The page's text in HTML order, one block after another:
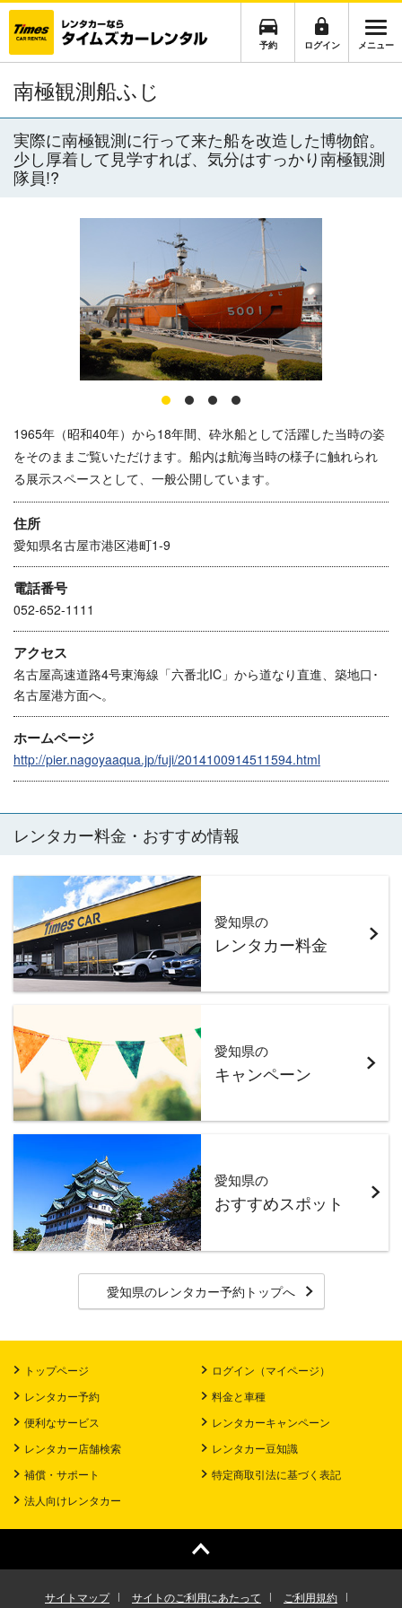
予約 ログイン メニュー
南極観測船ふじ
実際に南極観測に行って来た船を改造した博物館。
少し厚着して見学すれば、気分はすっかり南極観測
隊員!?
1965年（昭和40年）から18年間、砕氷船として活躍した当時の姿
をそのままご覧いただけます。船内は航海当時の様子に触れられ
る展示スペースとして、一般公開しています。
住所
愛知県名古屋市港区港町1-9
電話番号
052-652-1111
アクセス
名古屋高速道路4号東海線「六番北IC」から道なり直進、築地口･
名古屋港方面へ。
ホームページ
http://pier.nagoyaaqua.jp/fuji/2014100914511594.html
レンタカー料金・おすすめ情報
愛知県の
レンタカー料金
愛知県の
キャンペーン
愛知県の
おすすめスポット
愛知県のレンタカー予約トップへ
トップページ
ログイン（マイページ）
レンタカー予約
料金と車種
便利なサービス
レンタカーキャンペーン
レンタカー店舗検索
レンタカー豆知識
補償・サポート
特定商取引法に基づく表記
法人向けレンタカー
サイトマップ サイトのご利用にあたって ご利用規約